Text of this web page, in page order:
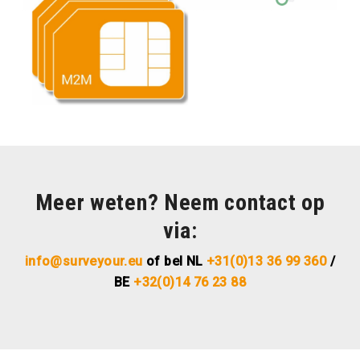
Meer weten? Neem contact op
via:
info@surveyour.eu of bel NL +31(0)13 36 99 360/
BE +32(0)14 76 23 88